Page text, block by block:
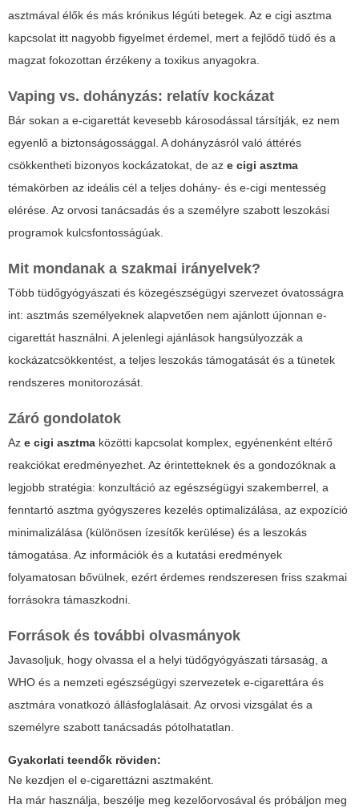
asztmával élők és más krónikus légúti betegek. Az e cigi asztma
kapcsolat itt nagyobb figyelmet érdemel, mert a fejlődő tüdő és a
magzat fokozottan érzékeny a toxikus anyagokra.
Vaping vs. dohányzás: relatív kockázat
Bár sokan a e-cigarettát kevesebb károsodással társítják, ez nem
egyenlő a biztonságossággal. A dohányzásról való áttérés
csökkentheti bizonyos kockázatokat, de az e cigi asztma
témakörben az ideális cél a teljes dohány- és e-cigi mentesség
elérése. Az orvosi tanácsadás és a személyre szabott leszokási
programok kulcsfontosságúak.
Mit mondanak a szakmai irányelvek?
Több tüdőgyógyászati és közegészségügyi szervezet óvatosságra
int: asztmás személyeknek alapvetően nem ajánlott újonnan e-
cigarettát használni. A jelenlegi ajánlások hangsúlyozzák a
kockázatcsökkentést, a teljes leszokás támogatását és a tünetek
rendszeres monitorozását.
Záró gondolatok
Az e cigi asztma közötti kapcsolat komplex, egyénenként eltérő
reakciókat eredményezhet. Az érintetteknek és a gondozóknak a
legjobb stratégia: konzultáció az egészségügyi szakemberrel, a
fenntartó asztma gyógyszeres kezelés optimalizálása, az expozíció
minimalizálása (különösen ízesítők kerülése) és a leszokás
támogatása. Az információk és a kutatási eredmények
folyamatosan bővülnek, ezért érdemes rendszeresen friss szakmai
forrásokra támaszkodni.
Források és további olvasmányok
Javasoljuk, hogy olvassa el a helyi tüdőgyógyászati társaság, a
WHO és a nemzeti egészségügyi szervezetek e-cigarettára és
asztmára vonatkozó állásfoglalásait. Az orvosi vizsgálat és a
személyre szabott tanácsadás pótolhatatlan.
Gyakorlati teendők röviden:
Ne kezdjen el e-cigarettázni asztmaként.
Ha már használja, beszélje meg kezelőorvosával és próbáljon meg